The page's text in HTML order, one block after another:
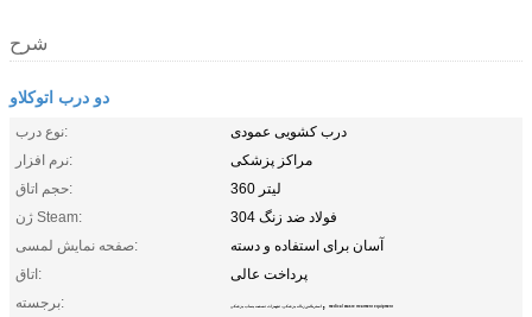
شرح
دو درب اتوکلاو
نوع درب:
درب کشویی عمودی
نرم افزار:
مراکز پزشکی
حجم اتاق:
360 لیتر
ژن Steam:
فولاد ضد زنگ 304
صفحه نمایش لمسی:
آسان برای استفاده و دسته
اتاق:
پرداخت عالی
برجسته:
استریلایزر زباله پزشکی، تجهیزات تصفیه پساب پزشکی , medical waste treatment equipment